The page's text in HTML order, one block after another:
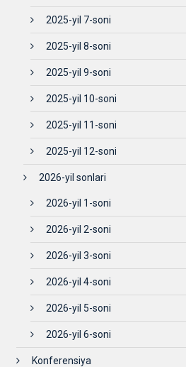
2025-yil 7-soni
2025-yil 8-soni
2025-yil 9-soni
2025-yil 10-soni
2025-yil 11-soni
2025-yil 12-soni
2026-yil sonlari
2026-yil 1-soni
2026-yil 2-soni
2026-yil 3-soni
2026-yil 4-soni
2026-yil 5-soni
2026-yil 6-soni
Konferensiya